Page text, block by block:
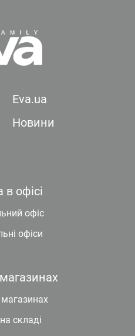
Eva.ua
Новини
в офісі
офіс
офіси
складі